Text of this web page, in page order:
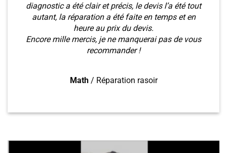
diagnostic a été clair et précis, le devis l’a été tout
autant, la réparation a été faite en temps et en
heure au prix du devis.
Encore mille mercis, je ne manquerai pas de vous
recommander !
Math / Réparation rasoir